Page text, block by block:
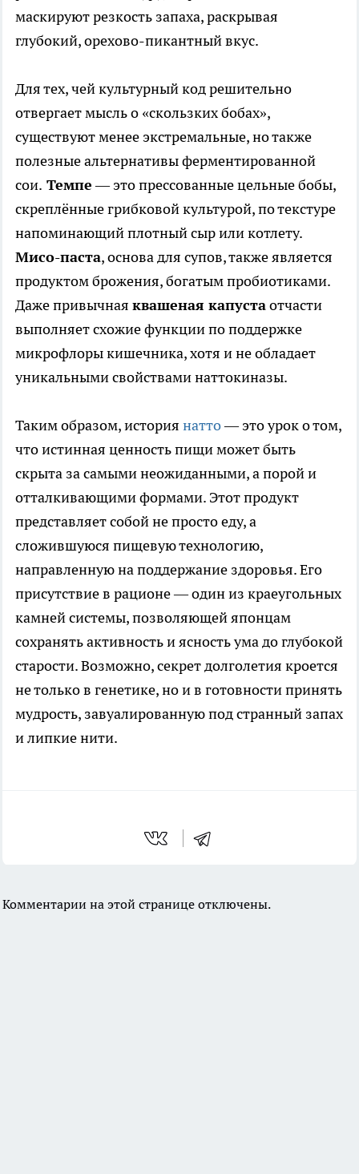
маскируют резкость запаха, раскрывая
глубокий, орехово-пикантный вкус.
Для тех, чей культурный код решительно
отвергает мысль о «скользких бобах»,
существуют менее экстремальные, но также
полезные альтернативы ферментированной
сои. Темпе— это прессованные цельные бобы,
скреплённые грибковой культурой, по текстуре
напоминающий плотный сыр или котлету.
Мисо-паста, основа для супов, также является
продуктом брожения, богатым пробиотиками.
Даже привычная квашеная капустаотчасти
выполняет схожие функции по поддержке
микрофлоры кишечника, хотя и не обладает
уникальными свойствами наттокиназы.
Таким образом, история натто— это урок о том,
что истинная ценность пищи может быть
скрыта за самыми неожиданными, а порой и
отталкивающими формами. Этот продукт
представляет собой не просто еду, а
сложившуюся пищевую технологию,
направленную на поддержание здоровья. Его
присутствие в рационе — один из краеугольных
камней системы, позволяющей японцам
сохранять активность и ясность ума до глубокой
старости. Возможно, секрет долголетия кроется
не только в генетике, но и в готовности принять
мудрость, завуалированную под странный запах
и липкие нити.
Комментарии на этой странице отключены.